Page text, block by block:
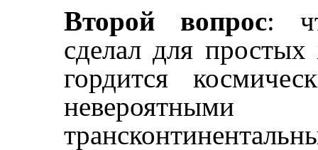
Второй вопрос:
сделал для
гордится